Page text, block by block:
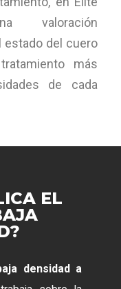
valoración
estado del cuero
más
de cada
EL
densidad a